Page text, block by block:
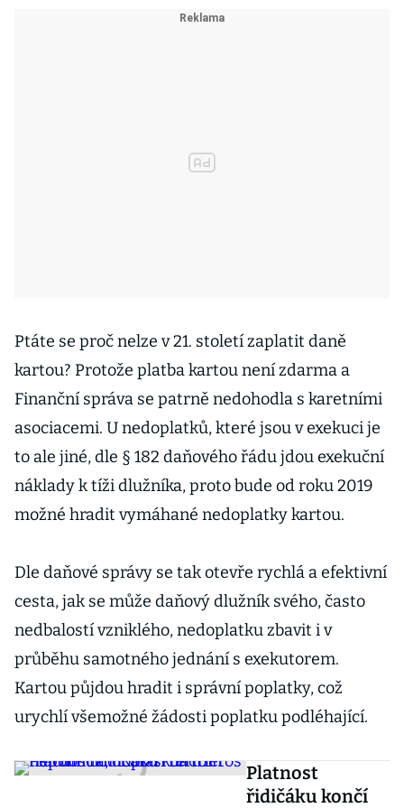
Ptáte se proč nelze v 21. století zaplatit daně
kartou? Protože platba kartou není zdarma a
Finanční správa se patrně nedohodla s karetními
asociacemi. U nedoplatků, které jsou v exekuci je
to ale jiné, dle § 182 daňového řádu jdou exekuční
náklady k tíži dlužníka, proto bude od roku 2019
možné hradit vymáhané nedoplatky kartou.
Dle daňové správy se tak otevře rychlá a efektivní
cesta, jak se může daňový dlužník svého, často
nedbalostí vzniklého, nedoplatku zbavit i v
průběhu samotného jednání s exekutorem.
Kartou půjdou hradit i správní poplatky, což
urychlí všemožné žádosti poplatku podléhající.
Platnost
řidičáku končí